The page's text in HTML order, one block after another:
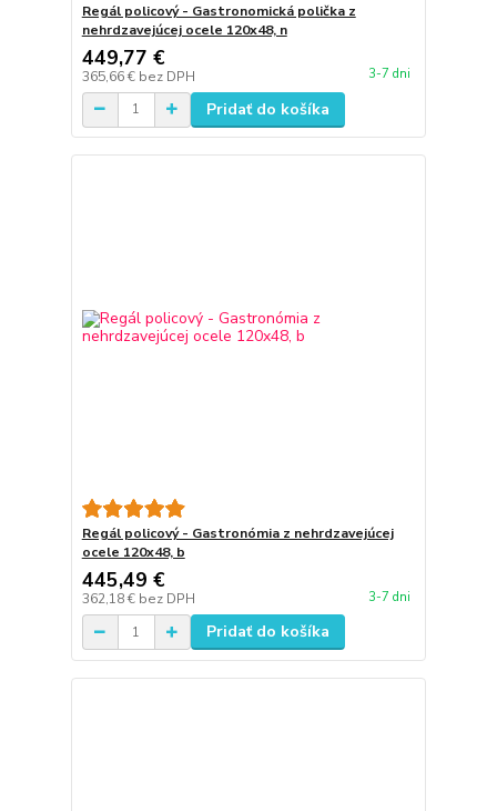
Regál policový - Gastronomická polička z
nehrdzavejúcej ocele 120x48, n
449,77 €
365,66 € bez DPH 3-7 dni
Pridať do košíka
Regál policový - Gastronómia z nehrdzavejúcej
ocele 120x48, b
445,49 €
362,18 € bez DPH 3-7 dni
Pridať do košíka